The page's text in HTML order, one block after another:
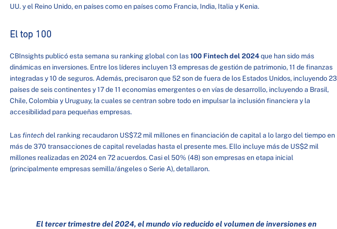
UU. y el Reino Unido, en países como en países como Francia, India, Italia y Kenia.
El top 100
CBInsights publicó esta semana su ranking global con las100 Fintech del 2024que han sido más
dinámicas en inversiones. Entre los líderes incluyen 13 empresas de gestión de patrimonio, 11 de finanzas
integradas y 10 de seguros. Además, precisaron que 52 son de fuera de los Estados Unidos, incluyendo 23
países de seis continentes y 17 de 11 economías emergentes o en vías de desarrollo, incluyendo a Brasil,
Chile, Colombia y Uruguay, la cuales se centran sobre todo en impulsar la inclusión financiera y la
accesibilidad para pequeñas empresas.
Las fintechdel ranking recaudaron US$7.2 mil millones en financiación de capital a lo largo del tiempo en
más de 370 transacciones de capital reveladas hasta el presente mes. Ello incluye más de US$2 mil
millones realizadas en 2024 en 72 acuerdos. Casi el 50% (48) son empresas en etapa inicial
(principalmente empresas semilla/ángeles o Serie A), detallaron.
El tercer trimestre del 2024, el mundo vio reducido el volumen de inversiones en